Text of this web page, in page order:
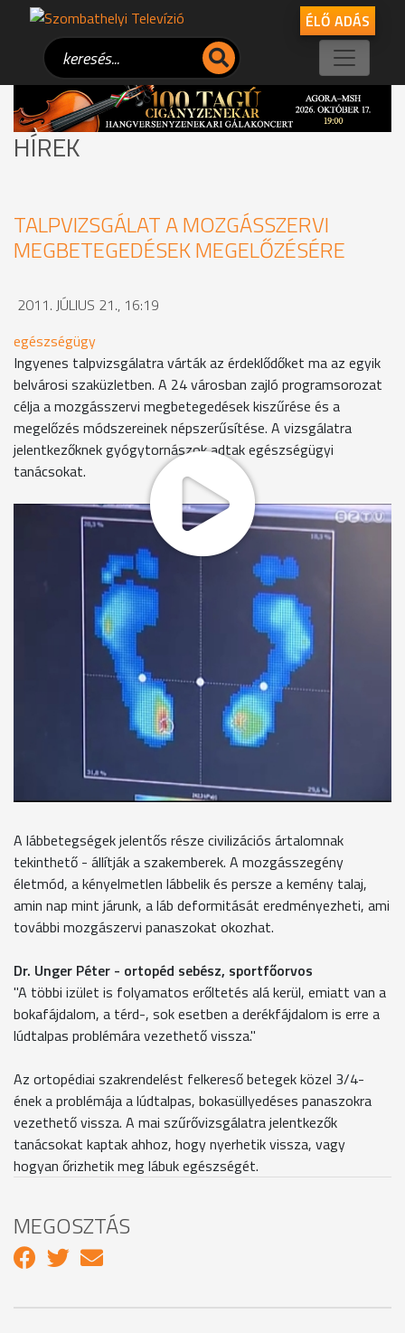
ÉLŐ ADÁS
HÍREK
TALPVIZSGÁLAT A MOZGÁSSZERVI
MEGBETEGEDÉSEK MEGELŐZÉSÉRE
2011. JÚLIUS 21., 16:19
egészségügy
Ingyenes talpvizsgálatra várták az érdeklődőket ma az egyik
belvárosi szaküzletben. A 24 városban zajló programsorozat
célja a mozgásszervi megbetegedések kiszűrése és a
megelőzés módszereinek népszerűsítése. A vizsgálatra
jelentkezőknek gyógytornászok adtak egészségügyi
tanácsokat.
"Ha az izom gyenge, akkor lesüllyed a boltozat és egy lapos,
A gyógytornász éppen azt magyarázza, milyen
következményei lehetnek annak, ha elhanyagoljuk a labunkkal
való törődést. A modern berendezés megmutatja, milyen a
láb boltozata, hol, mekkora terhet visel a talpunk.
Vass Józsefné is a talpvizsgálatra érkezett, azt mondja, ha
csak teheti, odafigyel az egészségére.
"Mindig egy picivel szeretném előmozdítani az egészséges
létet, hogy meg tudjam őrizni a csontok, izületek
egészségét, az ereket, hogy megfelelően működjenek az
ember szervezetében. "
A lábbetegségek jelentős része civilizációs ártalomnak
tekinthető - állítják a szakemberek. A mozgásszegény
életmód, a kényelmetlen lábbelik és persze a kemény talaj,
amin nap mint járunk, a láb deformitását eredményezheti, ami
további mozgászervi panaszokat okozhat.
Dr. Unger Péter - ortopéd sebész, sportfőorvos
"A többi izület is folyamatos erőltetés alá kerül, emiatt van a
bokafájdalom, a térd-, sok esetben a derékfájdalom is erre a
lúdtalpas problémára vezethető vissza."
Az ortopédiai szakrendelést felkereső betegek közel 3/4-
ének a problémája a lúdtalpas, bokasüllyedéses panaszokra
vezethető vissza. A mai szűrővizsgálatra jelentkezők
tanácsokat kaptak ahhoz, hogy nyerhetik vissza, vagy
hogyan őrizhetik meg lábuk egészségét.
MEGOSZTÁS